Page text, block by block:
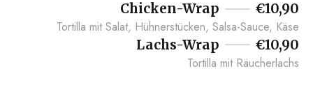
Chicken-Wrap
€10,90
Tortilla mit Salat, Hühnerstücken, Salsa-Sauce, Käse
Lachs-Wrap
€10,90
Tortilla mit Räucherlachs